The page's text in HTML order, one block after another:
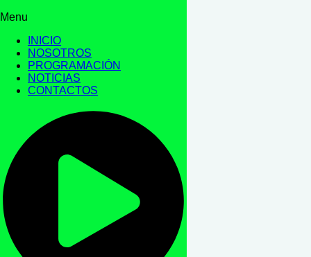
Menu
INICIO
NOSOTROS
PROGRAMACIÓN
NOTICIAS
CONTACTOS